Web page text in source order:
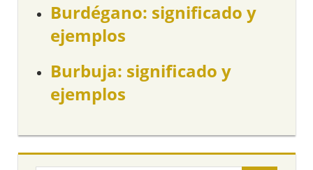
Burdégano: significado y
ejemplos
Burbuja: significado y
ejemplos